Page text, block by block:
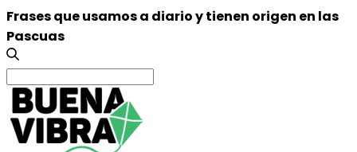
Frases que usamos a diario y tienen origen en las
Pascuas
Search
for: